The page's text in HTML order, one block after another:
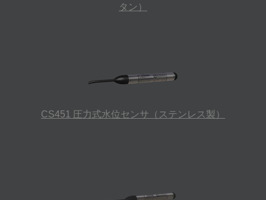
タン）
CS451 圧力式水位センサ（ステンレス製）